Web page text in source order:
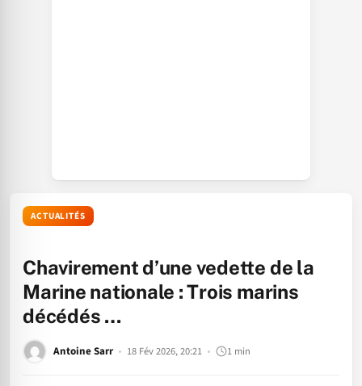
ACTUALITÉS
Chavirement d’une vedette de la
Marine nationale : Trois marins
décédés …
Antoine Sarr 18 Fév 2026, 20:21 1 min